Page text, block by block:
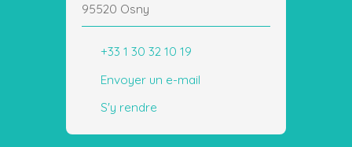
95520 Osny
+33 1 30 32 10 19
Envoyer un e-mail
S'y rendre